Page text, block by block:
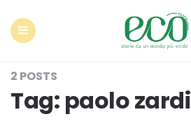
2 POSTS
Tag: paolo zardi